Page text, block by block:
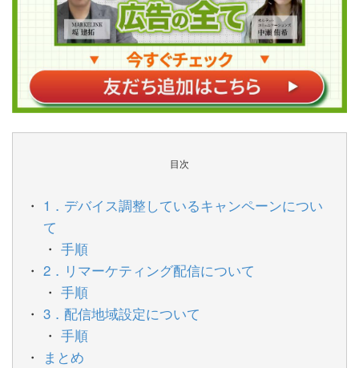
目次
1．デバイス調整しているキャンペーンについ
て
手順
2．リマーケティング配信について
手順
3．配信地域設定について
手順
まとめ